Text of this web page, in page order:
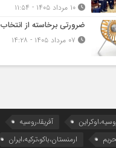
۱۰ مرداد ۱۴۰۵ - ۱۱:۵۴
ضرورتی برخاسته از انتخاب
آفریقا،روسیه
ارمنستان،باکو،ترکیه،ایران